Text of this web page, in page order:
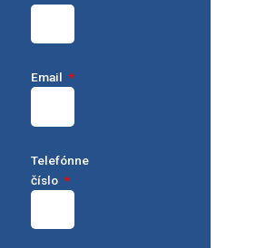
Email
Telefónne
číslo